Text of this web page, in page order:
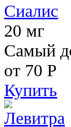
Сиалис
20 мг
Самый
от 70 Р
Купить